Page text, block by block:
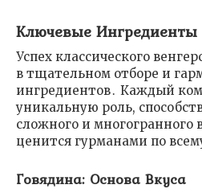
Ключевые Ингредиенты
Успех классического
в тщательном отборе и
ингредиентов․ Каждый
уникальную роль,
сложного и многогранного
ценится гурманами по
Говядина: Основа Вкуса